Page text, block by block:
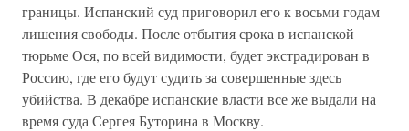
границы. Испанский суд приговорил его к восьми годам
лишения свободы. После отбытия срока в испанской
тюрьме Ося, по всей видимости, будет экстрадирован в
Россию, где его будут судить за совершенные здесь
убийства. В декабре испанские власти все же выдали на
время суда Сергея Буторина в Москву.